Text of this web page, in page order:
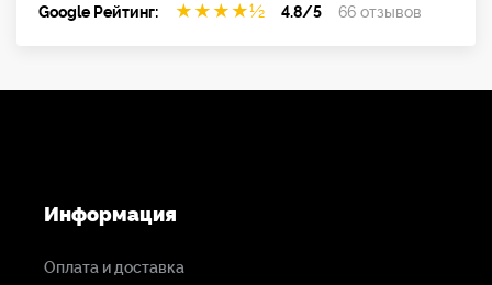
Google Рейтинг: ★ ★ ★ ★½ 4.8/5 66 отзывов
Информация
Оплата и доставка